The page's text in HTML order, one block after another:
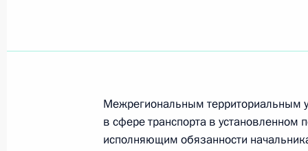
О ходе исполнения поручения,
Российской Федерации по
процессов Александром
Межрегиональным территориальным
в сфере транспорта в установленном
исполняющим обязанности